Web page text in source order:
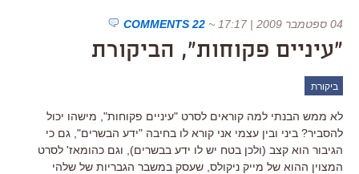
04 ספטמבר 2009 | 17:17 ~
22 COMMENTS
"עיניים פקוחות", הביקורת
ביקורת
לא ממש הבנתי למה קוראים לסרט "עיניים פקוחות", מישהו יכול
להסביר? ביני ובין עצמי אני קורא לו בחיבה "ידע הבשרים", גם כי
הגיבור הוא קצב (ולכן בטח יש לו ידע בבשרים), וגם כהומאז' לסרט
המצוין ההוא של מייק ניקולס, שעסק במשבר הגבריות של שלהי